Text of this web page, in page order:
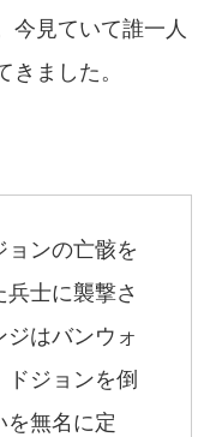
今見ていて誰一人
ました。
ンの亡骸を
士に襲撃さ
はバンウォ
ジョンを倒
を無名に定